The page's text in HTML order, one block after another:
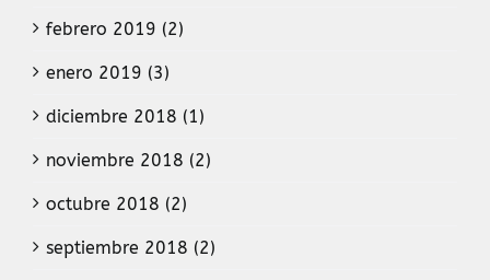
febrero 2019 (2)
enero 2019 (3)
diciembre 2018 (1)
noviembre 2018 (2)
octubre 2018 (2)
septiembre 2018 (2)